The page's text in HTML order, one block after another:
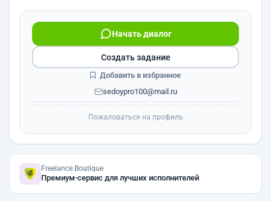
Начать диалог
sedoypro100@mail.ru
Создать задание
Добавить в избранное
Пожаловаться на профиль
Freelance.Boutique
Премиум-сервис для лучших исполнителей